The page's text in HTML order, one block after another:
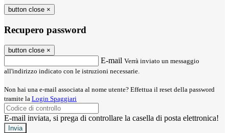
button close ×
Recupero password
button close ×
E-mail Verrà inviato un messaggio
all'indirizzo indicato con le istruzioni necessarie.
Non hai una e-mail associata al nome utente? Effettua il reset della password
tramite la Login Spaggiari
E-mail inviata, si prega di controllare la casella di posta elettronica!